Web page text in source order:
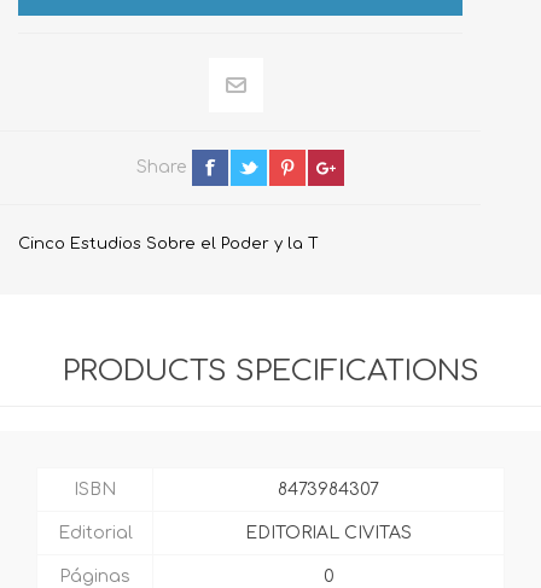
Share
Cinco Estudios Sobre el Poder y la T
PRODUCTS SPECIFICATIONS
ISBN 8473984307
Editorial EDITORIAL CIVITAS
Páginas 0